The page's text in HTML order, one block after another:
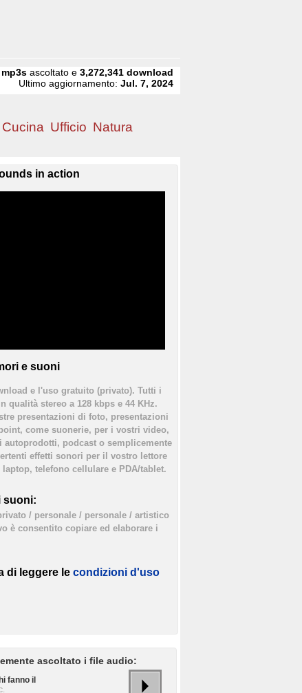
mp3s ascoltato e3,272,341 download
Ultimo aggiornamento:Jul. 7, 2024
Cucina Ufficio Natura
in action
e suoni
e l'uso gratuito (privato). Tutti i
qualità stereo a 128 kbps e 44 KHz.
presentazioni di foto, presentazioni
come suonerie, per i vostri video,
autoprodotti, podcast o semplicemente
effetti sonori per il vostro lettore
laptop, telefono cellulare e PDA/tablet.
suoni:
/ personale / personale / artistico
è consentito copiare ed elaborare i
di leggere le condizioni d'uso
ascoltato i file audio:
fanno il